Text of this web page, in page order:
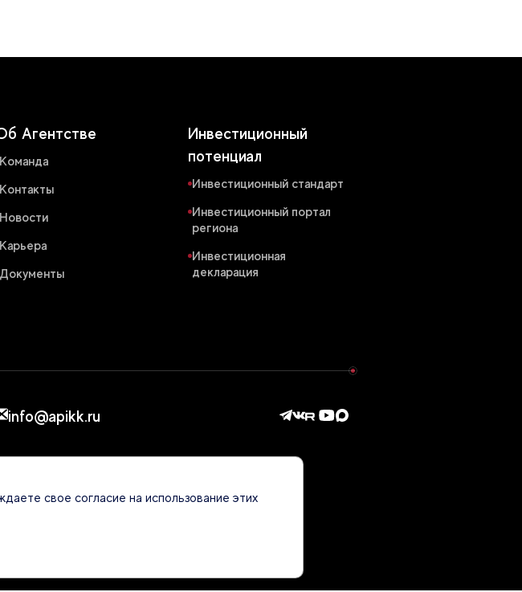
Агентстве
Команда
Контакты
Новости
Карьера
Документы
Инвестиционный
потенциал
Инвестиционный стандарт
Инвестиционный портал
региона
Инвестиционная
декларация
info@apikk.ru
свое согласие на использование этих